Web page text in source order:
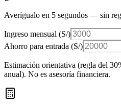
Averígualo en 5 segundos — sin
Ingreso mensual (S/)
Ahorro para entrada (S/)
Estimación orientativa (regla del
anual). No es asesoría financiera.